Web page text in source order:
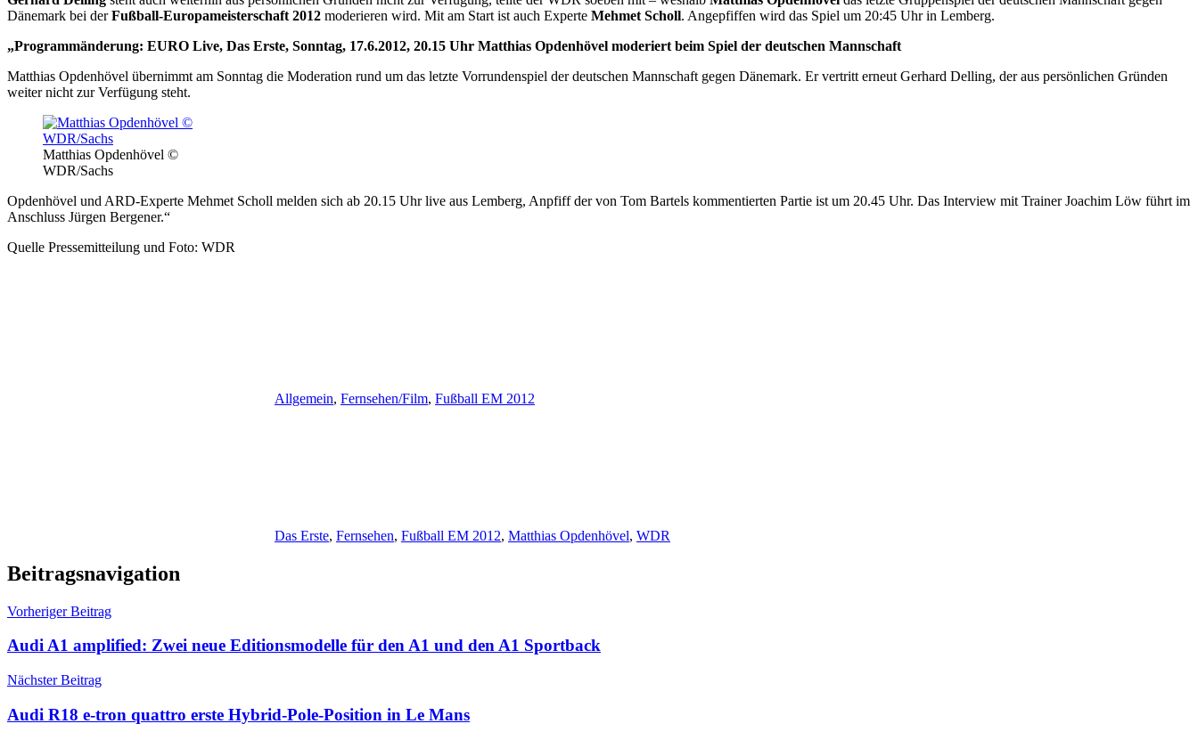
Dänemark bei derFußball-Europameisterschaft 2012 moderieren wird. Mit am Start ist auch Experte Mehmet Scholl. Angepfiffen wird das Spiel um 20:45 Uhr in Lemberg.
„Programmänderung: EURO Live, Das Erste, Sonntag, 17.6.2012, 20.15 Uhr Matthias Opdenhövel moderiert beim Spiel der deutschen Mannschaft
Matthias Opdenhövel übernimmt am Sonntag die Moderation rund um das letzte Vorrundenspiel der deutschen Mannschaft gegen Dänemark. Er vertritt erneut Gerhard Delling, der aus persönlichen Gründen
weiter nicht zur Verfügung steht.
Matthias Opdenhövel ©
WDR/Sachs
Opdenhövel und ARD-Experte Mehmet Scholl melden sich ab 20.15 Uhr live aus Lemberg, Anpfiff der von Tom Bartels kommentierten Partie ist um 20.45 Uhr. Das Interview mit Trainer Joachim Löw führt im
Anschluss Jürgen Bergener.“
Quelle Pressemitteilung und Foto: WDR
Allgemein, Fernsehen/Film, Fußball EM 2012
Das Erste, Fernsehen, Fußball EM 2012, Matthias Opdenhövel, WDR
Beitragsnavigation
Vorheriger Beitrag
Audi A1 amplified: Zwei neue Editionsmodelle für den A1 und den A1 Sportback
Nächster Beitrag
Audi R18 e-tron quattro erste Hybrid-Pole-Position in Le Mans